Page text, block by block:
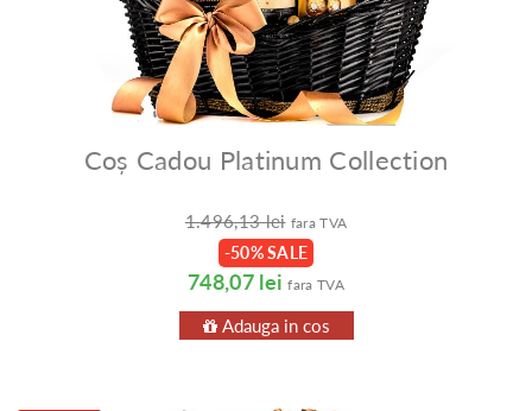
Coș Cadou Platinum Collection
1.496,13 lei fara TVA
-50% SALE
748,07 lei fara TVA
Adauga in cos